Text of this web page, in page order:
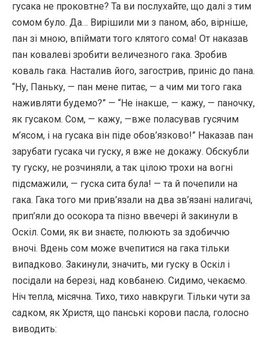
гусака не проковтне? Та ви послухайте, що далі з тим
сомом було. Да… Вирішили ми з паном, або, вірніше,
пан зі мною, впіймати того клятого сома! От наказав
пан ковалеві зробити величезного гака. Зробив
коваль гака. Насталив його, загострив, приніс до пана.
“Ну, Паньку, — пан мене питає, — а чим ми того гака
наживляти будемо?” — “Не інакше, — кажу, — паночку,
як гусаком. Сом, — кажу, —вже поласував гусячим
м’ясом, і на гусака він піде обов’язково!” Наказав пан
зарубати гусака чи гуску, я вже не докажу. Обскубли
ту гуску, не розчиняли, а так цілою трохи на вогні
підсмажили, — гуска сита була! — та й почепили на
гака. Гака того ми прив’язали на два зв’язані налигачі,
прип’яли до осокора та пізно ввечері й закинули в
Оскіл. Соми, як ви знаєте, полюють за здобиччю
вночі. Вдень сом може вчепитися на гака тільки
випадково. Закинули, значить, ми гуску в Оскіл і
посідали на березі, над ковбанею. Сидимо, чекаємо.
Ніч тепла, місячна. Тихо, тихо навкруги. Тільки чути за
садком, як Христя, що панські корови пасла, голосно
виводить: